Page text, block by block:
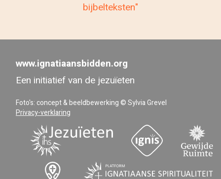
bijbelteksten"
www.ignatiaansbidden.org
Een initiatief van de jezuïeten
Foto's: concept & beeldbewerking © Sylvia Grevel
Privacy-verklaring